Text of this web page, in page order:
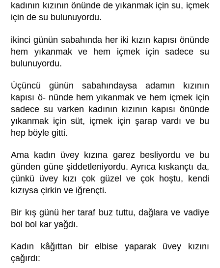
kadının kızının önünde de yıkanmak için su, içmek
için de su bulunuyordu.
ikinci günün sabahında her iki kızın kapısı önünde
hem yıkanmak ve hem içmek için sadece su
bulunuyordu.
Üçüncü günün sabahındaysa adamın kızının
kapısı ö- nünde hem yıkanmak ve hem içmek için
sadece su varken kadının kızının kapısı önünde
yıkanmak için süt, içmek için şarap vardı ve bu
hep böyle gitti.
Ama kadın üvey kızına garez besliyordu ve bu
günden güne şiddetleniyordu. Ayrıca kıskançtı da,
çünkü üvey kızı çok güzel ve çok hoştu, kendi
kızıysa çirkin ve iğrençti.
Bir kış günü her taraf buz tuttu, dağlara ve vadiye
bol bol kar yağdı.
Kadın kâğıttan bir elbise yaparak üvey kızını
çağırdı: